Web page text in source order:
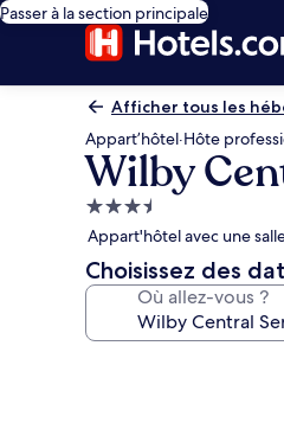
Passer à la section principale
Afficher tous les
Appart’hôtel·Hôte
Wilby
Hébergement
3.5 étoiles
Appart'hôtel avec une
Choisissez des
Où allez-vous ?